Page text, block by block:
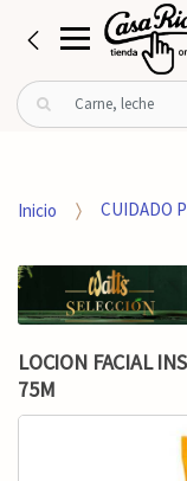
B
u
r
o
r
:
Inicio CUIDADO
LOCION FACIAL
75M